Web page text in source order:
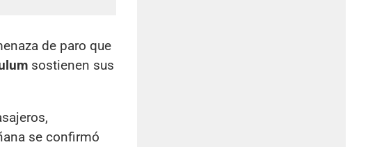
de paro que
sostienen sus
se confirmó